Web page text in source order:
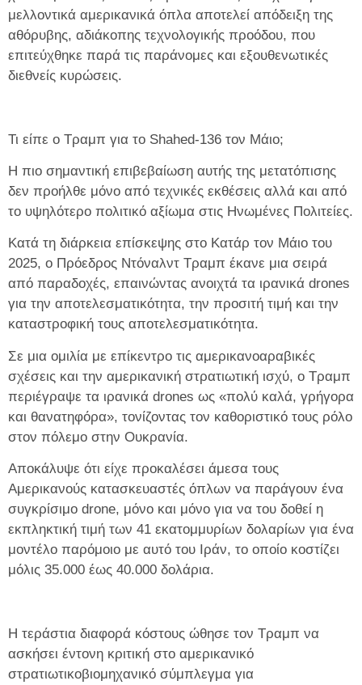
μελλοντικά αμερικανικά όπλα αποτελεί απόδειξη της
αθόρυβης, αδιάκοπης τεχνολογικής προόδου, που
επιτεύχθηκε παρά τις παράνομες και εξουθενωτικές
διεθνείς κυρώσεις.
Τι είπε ο Τραμπ για το Shahed-136 τον Μάιο;
Η πιο σημαντική επιβεβαίωση αυτής της μετατόπισης
δεν προήλθε μόνο από τεχνικές εκθέσεις αλλά και από
το υψηλότερο πολιτικό αξίωμα στις Ηνωμένες Πολιτείες.
Κατά τη διάρκεια επίσκεψης στο Κατάρ τον Μάιο του
2025, ο Πρόεδρος Ντόναλντ Τραμπ έκανε μια σειρά
από παραδοχές, επαινώντας ανοιχτά τα ιρανικά drones
για την αποτελεσματικότητα, την προσιτή τιμή και την
καταστροφική τους αποτελεσματικότητα.
Σε μια ομιλία με επίκεντρο τις αμερικανοαραβικές
σχέσεις και την αμερικανική στρατιωτική ισχύ, ο Τραμπ
περιέγραψε τα ιρανικά drones ως «πολύ καλά, γρήγορα
και θανατηφόρα», τονίζοντας τον καθοριστικό τους ρόλο
στον πόλεμο στην Ουκρανία.
Αποκάλυψε ότι είχε προκαλέσει άμεσα τους
Αμερικανούς κατασκευαστές όπλων να παράγουν ένα
συγκρίσιμο drone, μόνο και μόνο για να του δοθεί η
εκπληκτική τιμή των 41 εκατομμυρίων δολαρίων για ένα
μοντέλο παρόμοιο με αυτό του Ιράν, το οποίο κοστίζει
μόλις 35.000 έως 40.000 δολάρια.
Η τεράστια διαφορά κόστους ώθησε τον Τραμπ να
ασκήσει έντονη κριτική στο αμερικανικό
στρατιωτικοβιομηχανικό σύμπλεγμα για